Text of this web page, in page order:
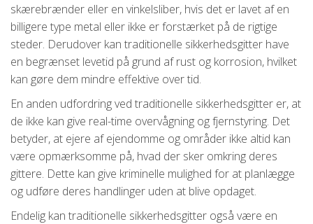
skærebrænder eller en vinkelsliber, hvis det er lavet af en
billigere type metal eller ikke er forstærket på de rigtige
steder. Derudover kan traditionelle sikkerhedsgitter have
en begrænset levetid på grund af rust og korrosion, hvilket
kan gøre dem mindre effektive over tid.
En anden udfordring ved traditionelle sikkerhedsgitter er, at
de ikke kan give real-time overvågning og fjernstyring. Det
betyder, at ejere af ejendomme og områder ikke altid kan
være opmærksomme på, hvad der sker omkring deres
gittere. Dette kan give kriminelle mulighed for at planlægge
og udføre deres handlinger uden at blive opdaget.
Endelig kan traditionelle sikkerhedsgitter også være en